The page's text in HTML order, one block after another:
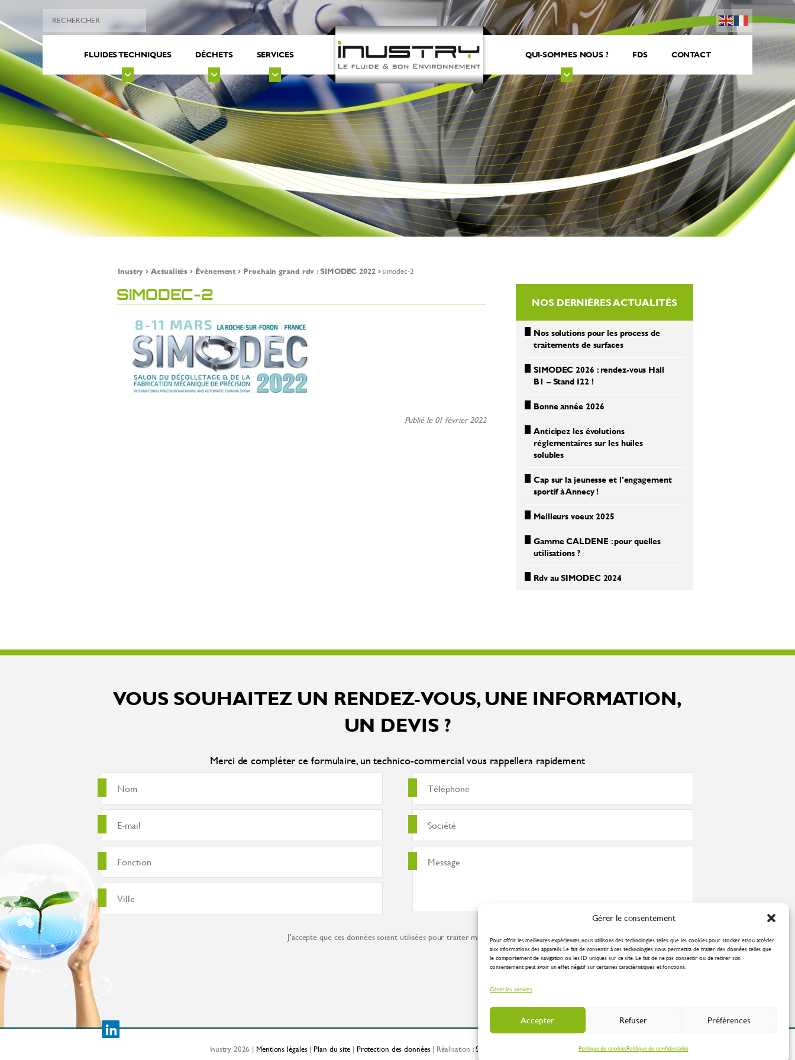
Gérer le consentement
Pour offrir les meilleures expériences, nous utilisons des technologies telles que les cookies pour stocker et/ou accéder
aux informations des appareils. Le fait de consentir à ces technologies nous permettra de traiter des données telles que
le comportement de navigation ou les ID uniques sur ce site. Le fait de ne pas consentir ou de retirer son
consentement peut avoir un effet négatif sur certaines caractéristiques et fonctions.
Gérer les services
Accepter Refuser Préférences
Politique de cookiesPolitique de confidentialité
FLUIDES TECHNIQUES DÉCHETS SERVICES QUI-SOMMES NOUS ? FDS CONTACT
Inustry Actualités Évènement Prochain grand rdv : SIMODEC 2022 simodec-2
SIMODEC-2
Publié le 01 février 2022
NOS DERNIÈRES ACTUALITÉS
Nos solutions pour les process de
traitements de surfaces
SIMODEC 2026 : rendez-vous Hall
B1 – Stand I22 !
Bonne année 2026
Anticipez les évolutions
réglementaires sur les huiles
solubles
Cap sur la jeunesse et l’engagement
sportif à Annecy !
Meilleurs voeux 2025
Gamme CALDENE : pour quelles
utilisations ?
Rdv au SIMODEC 2024
VOUS SOUHAITEZ UN RENDEZ-VOUS, UNE INFORMATION,
UN DEVIS ?
Merci de compléter ce formulaire, un technico-commercial vous rappellera rapidement
J'accepte que ces données soient utilisées pour traiter ma demande conformément à lapolitique de confidentialité
Inustry 2026 | Mentions légales|Plan du site | Protection des données| Réalisation :Spirale Communication Industrielle